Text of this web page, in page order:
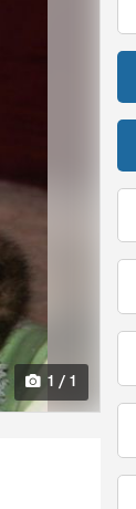
1 / 1